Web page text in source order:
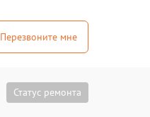
Перезвоните мне
Статус ремонта